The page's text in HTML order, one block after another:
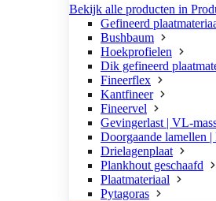
Bekijk alle producten in
Gefineerd
Bushbaum
Hoekprofielen
Dik gefineerd
Fineerflex
Kantfineer
Fineervel
Gevingerlast | VL-
Doorgaande lamellen
Drielagenplaat
Plankhout geschaafd
Plaatmateriaal
Pytagoras